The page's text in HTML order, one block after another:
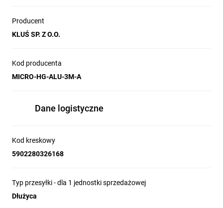
Producent
KLUŚ SP. Z O.O.
Kod producenta
MICRO-HG-ALU-3M-A
Dane logistyczne
Kod kreskowy
5902280326168
Typ przesyłki - dla 1 jednostki sprzedażowej
Dłużyca